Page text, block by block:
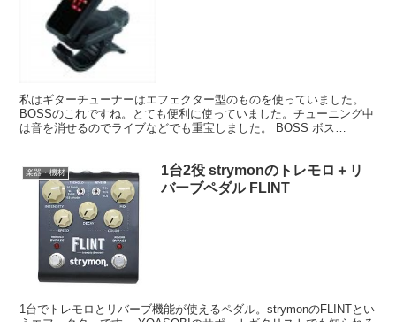
私はギターチューナーはエフェクター型のものを使っていました。
BOSSのこれですね。とても便利に使っていました。チューニング中
は音を消せるのでライブなどでも重宝しました。 BOSS ボス
楽器・機材
1台2役 strymonのトレモロ＋リ
バーブペダル FLINT
1台でトレモロとリバーブ機能が使えるペダル。strymonのFLINTとい